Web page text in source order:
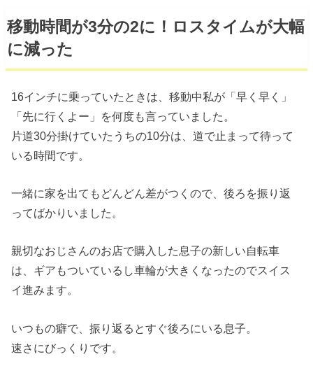
移動時間が3分の2に！ロスタイムが大幅
に減った
16インチに乗っていたときは、移動中私が「早く早く」
「先に行くよー」を何度も言っていました。
片道30分掛けていたうちの10分は、道で止まって待って
いる時間です。
一緒に家を出てもどんどん差がつくので、後ろを振り返
ってばかりいました。
親切なおじさんのお店で購入した息子の新しい自転車
は、ギアもついているし車輪が大きくなったのでスイス
イ進みます。
いつもの癖で、振り返るとすぐ後ろにいる息子。
速さにびっくりです。